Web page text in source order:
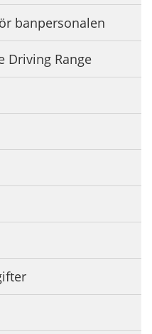
banpersonalen
Driving Range